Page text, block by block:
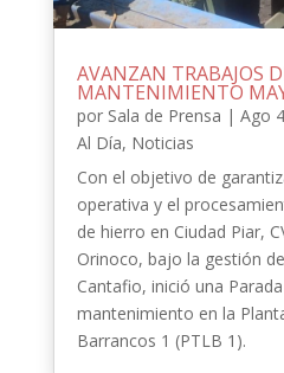
AVANZAN TRABAJOS
MANTENIMIENTO
por Sala de Prensa | Ago
Al Día, Noticias
Con el objetivo de
operativa y el
de hierro en Ciudad Piar,
Orinoco, bajo la gestión
Cantafio, inició una
mantenimiento en la
Barrancos 1 (PTLB 1).